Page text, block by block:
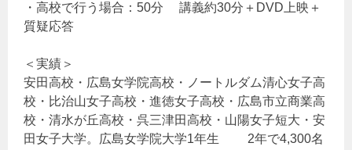
・高校で行う場合：50分 講義約30分＋DVD上映＋
質疑応答
＜実績＞
安田高校・広島女学院高校・ノートルダム清心女子高
校・比治山女子高校・進徳女子高校・広島市立商業高
校・清水が丘高校・呉三津田高校・山陽女子短大・安
田女子大学。広島女学院大学1年生 2年で4,300名